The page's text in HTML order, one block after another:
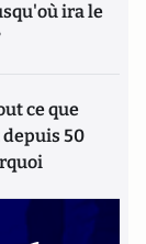
ira le
ce que
50